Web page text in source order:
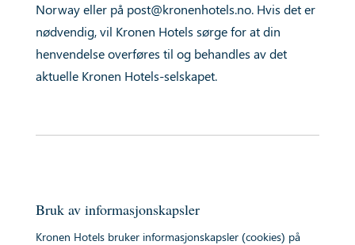
Norway eller på post@kronenhotels.no. Hvis det er
nødvendig, vil Kronen Hotels sørge for at din
henvendelse overføres til og behandles av det
aktuelle Kronen Hotels-selskapet.
Bruk av informasjonskapsler
Kronen Hotels bruker informasjonskapsler (cookies) på